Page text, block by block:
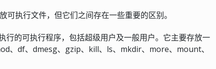
执行文件，但它们之间存在一些重要的区别。
行的可执行程序，包括超级用户及一般用户。它主要存放一
、df、dmesg、gzip、kill、ls、mkdir、more、mount、